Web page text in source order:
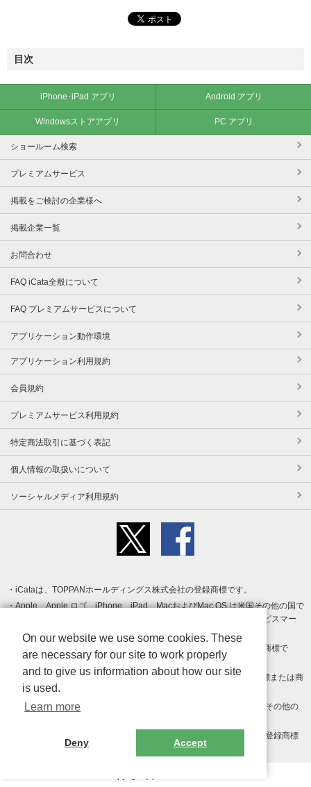
目次
iPhone･iPad アプリ Android アプリ
Windowsストアアプリ PC アプリ
ショールーム検索
プレミアムサービス
掲載をご検討の企業様へ
掲載企業一覧
お問合わせ
FAQ iCata全般について
FAQ プレミアムサービスについて
アプリケーション動作環境
アプリケーション利用規約
会員規約
プレミアムサービス利用規約
特定商法取引に基づく表記
個人情報の取扱いについて
ソーシャルメディア利用規約
iCataは、TOPPANホールディングス株式会社の登録商標です。
Apple、Apple ロゴ、iPhone、iPad、MacおよびMac OS は米国その他の国で
登録された Apple Inc. の商標です。App Store は Apple Inc. のサービスマー
クです。
Android、Google Play および Google Play ロゴ は Google LLC の商標で
す。
Windows は Microsoft Inc.の米国およびその他の国における登録商標または商
標です。
Adobe、Adobe Reader、Adobe PDF は、Adobe Inc.の米国およびその他の
その他、記載されている会社名、商品名、ロゴは各社の商標または登録商標
On our website we use some cookies. These
are necessary for our site to work properly
and to give us information about how our site
is used.
Learn more
Deny Accept